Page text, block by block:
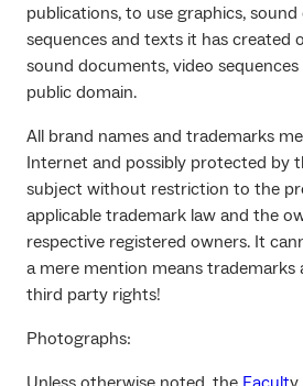
publications, to use graphics,
sequences and texts it has created
sound documents, video
public domain.
All brand names and trademarks
Internet and possibly protected by
subject without restriction to the
applicable trademark law and the
respective registered owners. It
a mere mention means
third party rights!
Photographs: